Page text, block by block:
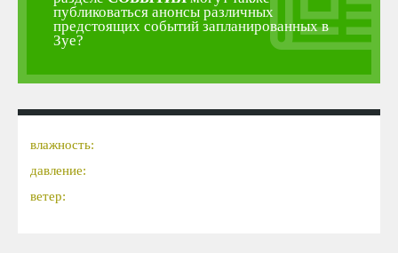
публиковаться анонсы различных
предстоящих событий запланированных в
Зуе?
влажность:
давление:
ветер: